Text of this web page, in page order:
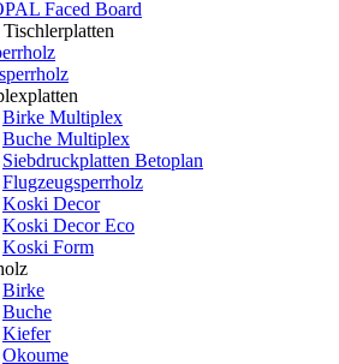
Faced Board
Birke Multiplex
Buche Multiplex
Siebdruckplatten Betoplan
Flugzeugsperrholz
Koski Decor
Koski Decor Eco
Koski Form
Birke
Buche
Kiefer
Okoume